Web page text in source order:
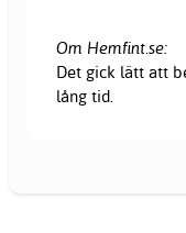
Om Hemfint.se:
Det gick lätt att
lång tid.